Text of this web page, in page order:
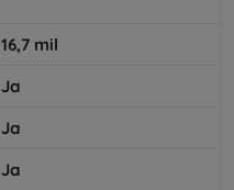
16,7 mil
Ja
Ja
Ja